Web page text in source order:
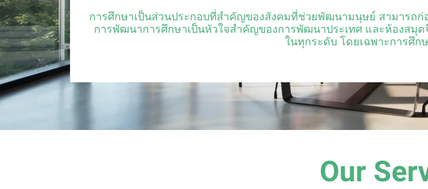
การศึกษาเป็นส่วนประกอบที่สำคัญของสังคมที่ช่วยพัฒนามนุษย์ สามารถ
การพัฒนาการศึกษาเป็นหัวใจสำคัญของการพัฒนาประเทศ และห้องสมุ
ในทุกระดับ โดยเฉพาะการศึก
Our